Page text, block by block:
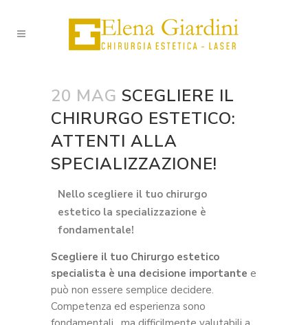
20 MAG SCEGLIERE IL
CHIRURGO ESTETICO:
ATTENTI ALLA
SPECIALIZZAZIONE!
Nello scegliere il tuo chirurgo
estetico la specializzazione è
fondamentale!
Scegliere il tuo Chirurgo estetico
specialista è una decisione importante e
può non essere semplice decidere.
Competenza ed esperienza sono